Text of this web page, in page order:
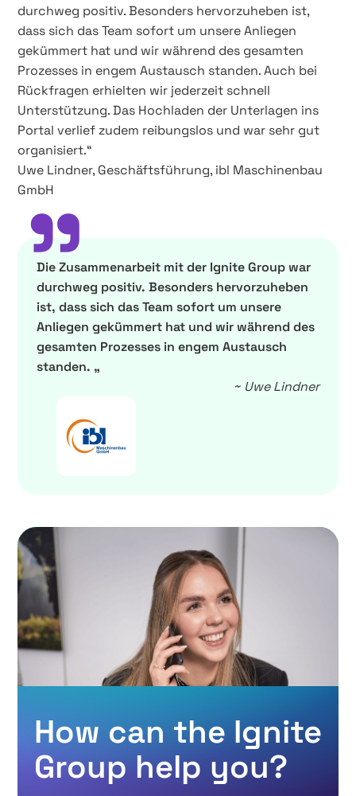
durchweg positiv. Besonders hervorzuheben ist,
dass sich das Team sofort um unsere Anliegen
gekümmert hat und wir während des gesamten
Prozesses in engem Austausch standen. Auch bei
Rückfragen erhielten wir jederzeit schnell
Unterstützung. Das Hochladen der Unterlagen ins
Portal verlief zudem reibungslos und war sehr gut
organisiert.“
Uwe Lindner, Geschäftsführung, ibl Maschinenbau
GmbH
”
Die Zusammenarbeit mit der Ignite Group war
durchweg positiv. Besonders hervorzuheben
ist, dass sich das Team sofort um unsere
Anliegen gekümmert hat und wir während des
gesamten Prozesses in engem Austausch
standen. „
~ Uwe Lindner
How can the Ignite
Group help you?